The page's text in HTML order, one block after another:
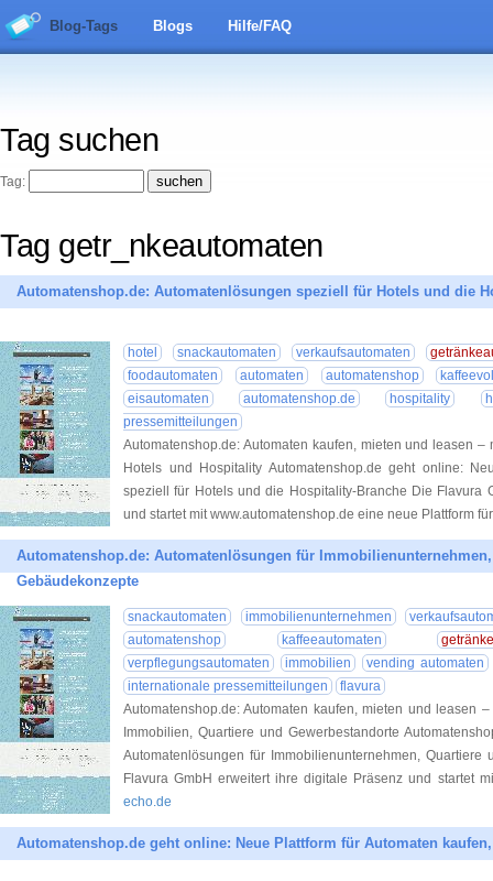
Blog-Tags Blogs Hilfe/FAQ
Tag suchen
Tag:
Tag getr_nkeautomaten
Automatenshop.de: Automatenlösungen speziell für Hotels und die
hotel snackautomaten verkaufsautomaten
foodautomaten
automaten automatenshop
eisautomaten
automatenshop.de hospitality
pressemitteilungen
Automatenshop.de: Automaten kaufen, mieten und leasen
Hotels und Hospitality Automatenshop.de geht online:
speziell für Hotels und die Hospitality-Branche Die Flavura
und startet mit www.automatenshop.de eine neue Plattform
Automatenshop.de: Automatenlösungen für
Gebäudekonzepte
snackautomaten immobilienunternehmen
automatenshop
kaffeeautomaten
verpflegungsautomaten
immobilien
vending automaten
internationale pressemitteilungen
flavura
Automatenshop.de: Automaten kaufen, mieten und leasen
Immobilien, Quartiere und Gewerbestandorte
Automatenlösungen für Immobilienunternehmen, Quartiere
Flavura GmbH erweitert ihre digitale Präsenz und startet
echo.de
Automatenshop.de geht online: Neue Plattform für Automaten